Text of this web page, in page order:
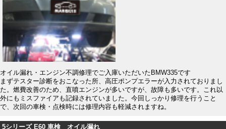
オイル漏れ・エンジン不調修理でご入庫いただいたBMW335です
まずテスター診断をおこなった所、高圧ポンプエラーが入力されておりまし
た。燃費改善のため、直噴エンジンが多いですが、故障も多いです。これ以
外にもミスファイアも記録されていました。今回しっかり修理を行うこと
で、次回の車検・点検時には修理内容も軽減されますね。
5シリーズ E60 車検 オイル漏れ